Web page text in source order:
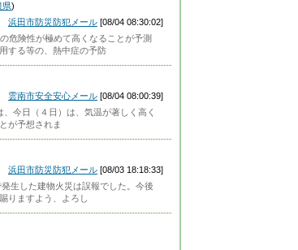
県)
浜田市防災防犯メール [08/04 08:30:02]
危険性が極めて高くなることが予測
する等の、熱中症の予防
雲南市安全安心メール [08/04 08:00:39]
今日（４日）は、気温が著しく高く
が予想されま
浜田市防災防犯メール [08/03 18:18:33]
生した建物火災は誤報でした。今後
りますよう、よろし